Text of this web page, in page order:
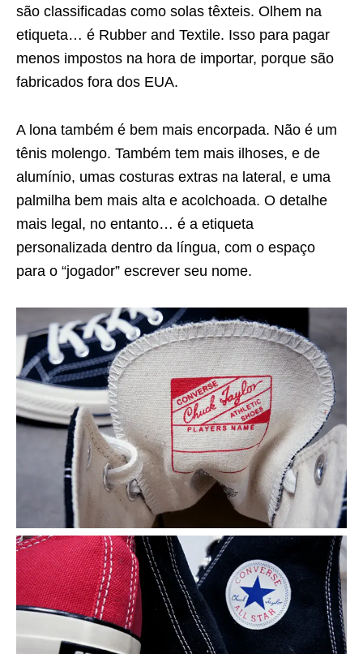
são classificadas como solas têxteis. Olhem na
etiqueta… é Rubber and Textile. Isso para pagar
menos impostos na hora de importar, porque são
fabricados fora dos EUA.
A lona também é bem mais encorpada. Não é um
tênis molengo. Também tem mais ilhoses, e de
alumínio, umas costuras extras na lateral, e uma
palmilha bem mais alta e acolchoada. O detalhe
mais legal, no entanto… é a etiqueta
personalizada dentro da língua, com o espaço
para o “jogador” escrever seu nome.